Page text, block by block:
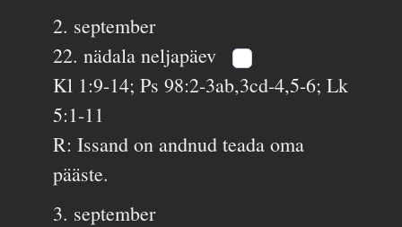
2. september
22. nädala neljapäev
Kl 1:9-14; Ps 98:2-3ab,3cd-4,5-6; Lk
5:1-11
R: Issand on andnud teada oma
pääste.
3. september